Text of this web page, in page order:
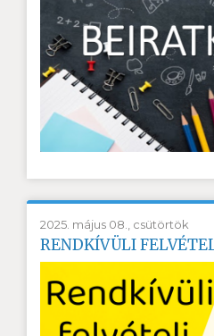
2025. május 08., csütörtök
RENDKÍVÜLI